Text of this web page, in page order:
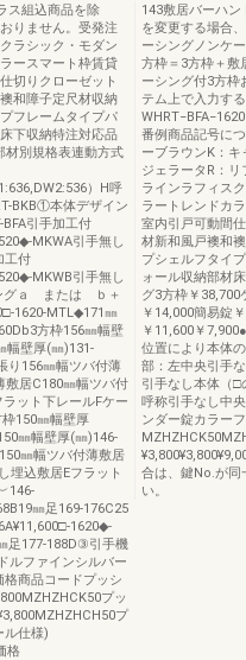
ス組込商品を除
りません。受発注
ラシック・モダン
ースマート枠賃貸
切りクローゼット
和障子定尺材収納
フレームタイプパ
下収納特注対応品
材別規格表連動方式
）H呼
BKB①本体デザイン
引手加工付
MKWA引手無し
工付
MKWB引手無し
グａ または ｂ＋
1620-MTL◆171㎜
方枠156㎜幅壁
幅壁厚(㎜)131-
り156㎜幅ツバ付薄
敷居C180㎜幅ツバ付
ット下レールFケー
150㎜幅壁厚
㎜幅壁厚(㎜)146-
㎜幅ツバ付薄敷居
埋込敷居Eフラット
㎜足169-176C25
1620◆-
足177-188D③引手機
ルファインシルバー
商品コードプッシ
プッ
プ
ル仕様)
格
143敷居バーハ
を変更する場合
ーシングノンケ
方枠＝3方枠＋敷
ーシング付3方枠
テム上で入力す
番例商品記号に
ーブラウンK：
ジェラータR：
ラインラフィス
ラートレンドカ
室内引戸可動間
材新和風戸襖和
プシェルフタイ
ォール収納部材
グ3方枠￥38,700
￥14,000簡易錠
￥11,600￥
位置により本体
部：左中央引手
引手なし本体（
呼称引手なし中
ンダー錠カラー
合は、鍵No.が同
い。